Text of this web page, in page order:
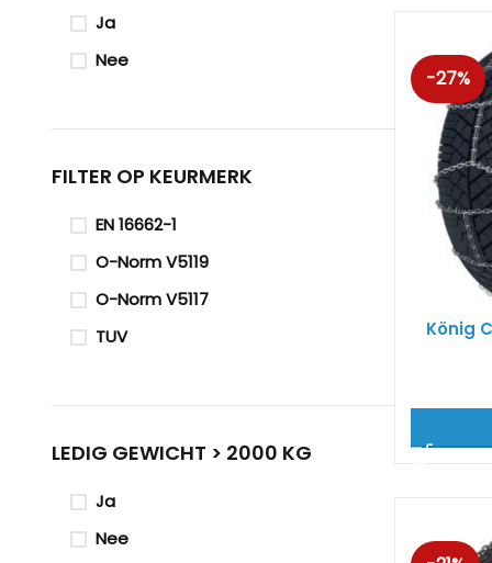
-27%
König
Ja
Nee
FILTER OP KEURMERK
EN 16662-1
O-Norm V5119
O-Norm V5117
TUV
LEDIG GEWICHT > 2000 KG
Ja
Nee